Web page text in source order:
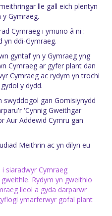
lle gall eich plentyn
Gymraeg.
Cymraeg i ymuno â ni :
ddi-Gymraeg.
gyntaf yn y Gymraeg yng
Cymraeg ar gyfer plant dan
Cymraeg ac rydym yn trochi
y dydd.
swyddogol gan Gomisiynydd
'Cynnig Gweithgar
Aur Addewid Cymru gan
Meithrin ac yn dilyn eu
siaradwyr Cymraeg
Rydym yn gweithio
lleol a gyda darparwr
ymarferwyr gofal plant